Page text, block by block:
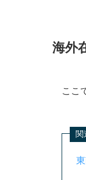
海外
ここ
関